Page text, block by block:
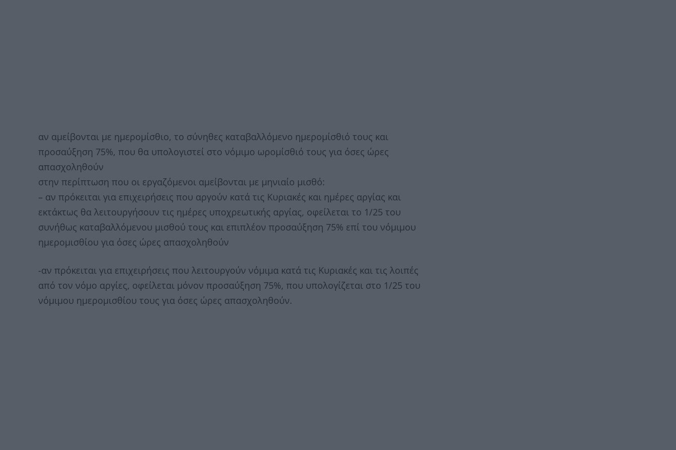
αν αμείβονται με ημερομίσθιο, το σύνηθες καταβαλλόμενο ημερομίσθιό τους και
προσαύξηση 75%, που θα υπολογιστεί στο νόμιμο ωρομίσθιό τους για όσες ώρες
απασχοληθούν
στην περίπτωση που οι εργαζόμενοι αμείβονται με μηνιαίο μισθό:
– αν πρόκειται για επιχειρήσεις που αργούν κατά τις Κυριακές και ημέρες αργίας και
εκτάκτως θα λειτουργήσουν τις ημέρες υποχρεωτικής αργίας, οφείλεται το 1/25 του
συνήθως καταβαλλόμενου μισθού τους και επιπλέον προσαύξηση 75% επί του νόμιμου
ημερομισθίου για όσες ώρες απασχοληθούν
-αν πρόκειται για επιχειρήσεις που λειτουργούν νόμιμα κατά τις Κυριακές και τις λοιπές
από τον νόμο αργίες, οφείλεται μόνον προσαύξηση 75%, που υπολογίζεται στο 1/25 του
νόμιμου ημερομισθίου τους για όσες ώρες απασχοληθούν.